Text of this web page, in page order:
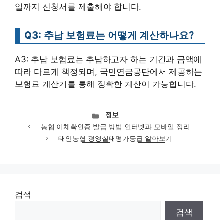
일까지 신청서를 제출해야 합니다.
Q3: 추납 보험료는 어떻게 계산하나요?
A3: 추납 보험료는 추납하고자 하는 기간과 금액에
따라 다르게 책정되며, 국민연금공단에서 제공하는
보험료 계산기를 통해 정확한 계산이 가능합니다.
카
테
고
리
정보
농협 이체확인증 발급 방법 인터넷과 모바일 정리
태안농협 경영실태평가등급 알아보기
검색
검색